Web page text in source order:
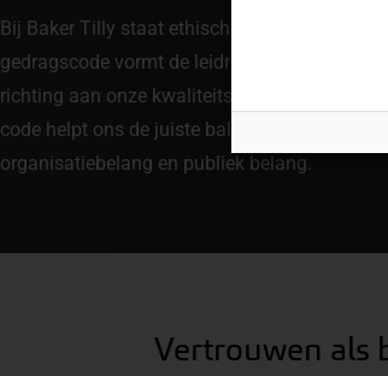
Bij Baker Tilly staat ethisch verantwoord
gedragscode vormt de leidraad voor alle
richting aan onze kwaliteitsgerichte en
code helpt ons de juiste balans te vinden
organisatiebelang en publiek belang.
Vertrouwen als